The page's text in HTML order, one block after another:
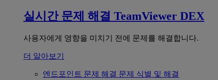
실시간 문제 해결 TeamViewer DEX
사용자에게 영향을 미치기 전에 문제를 해결합니다.
더 알아보기
엔드포인트 문제 해결 문제 식별 및 해결